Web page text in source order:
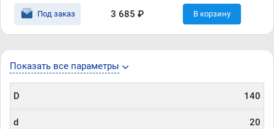
Под заказ 3 685 ₽ В корзину
Показать все параметры
D 140
d 20